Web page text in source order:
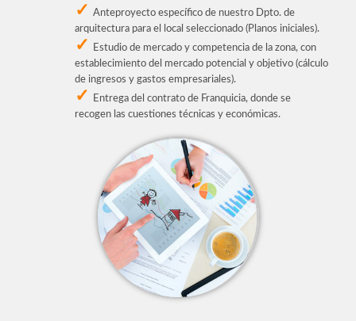
Anteproyecto específico de nuestro Dpto. de
arquitectura para el local seleccionado (Planos iniciales).
Estudio de mercado y competencia de la zona, con
establecimiento del mercado potencial y objetivo (cálculo
de ingresos y gastos empresariales).
Entrega del contrato de Franquicia, donde se
recogen las cuestiones técnicas y económicas.